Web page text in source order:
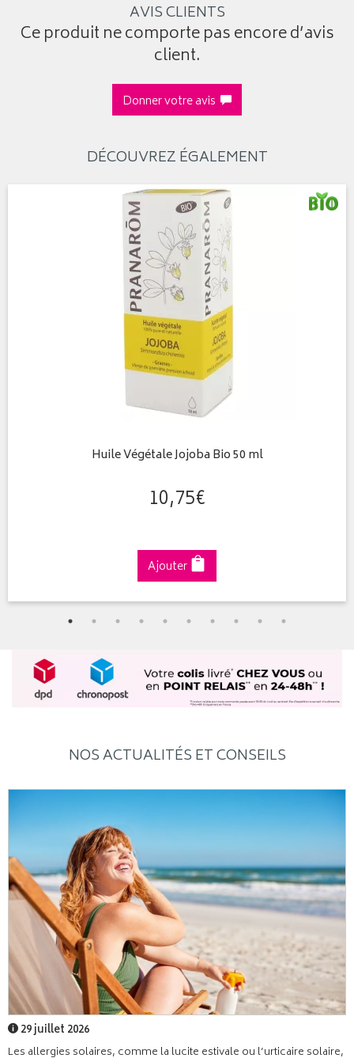
AVIS CLIENTS
Ce produit ne comporte pas encore d’avis
client.
Donner votre avis
DÉCOUVREZ ÉGALEMENT
Huile Végétale Jojoba Bio 50 ml
10,75€
Ajouter
NOS ACTUALITÉS ET CONSEILS
29 juillet 2026
Les allergies solaires, comme la lucite estivale ou l’urticaire solaire,